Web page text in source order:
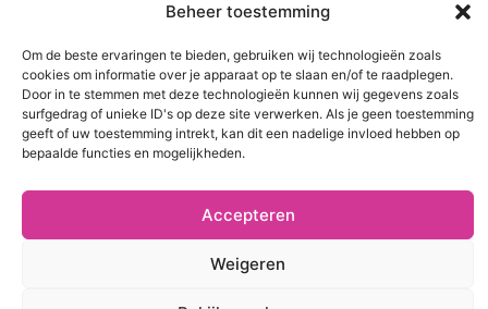
Beheer toestemming
Om de beste ervaringen te bieden, gebruiken wij technologieën zoals
cookies om informatie over je apparaat op te slaan en/of te raadplegen.
Door in te stemmen met deze technologieën kunnen wij gegevens zoals
surfgedrag of unieke ID's op deze site verwerken. Als je geen toestemming
geeft of uw toestemming intrekt, kan dit een nadelige invloed hebben op
bepaalde functies en mogelijkheden.
Accepteren
Weigeren
Algemene voorwaarden
Behandelingen
Permanente Laserontharing Lier
Gelnagels Duffel
Schoonheidssalon Sint-Katelijne-Waver
Schoonheidsspecialiste Mechelen